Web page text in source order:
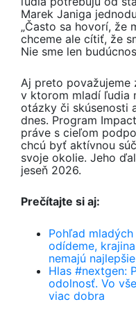
Marek Janiga
„Často sa hovorí, že
chceme ale cítiť, že
Nie sme len
Aj preto považujeme
v ktorom mladí ľudia
otázky či skúsenosti
dnes. Program
práve s cieľom
chcú byť aktívnou
svoje okolie. Jeho
jeseň 2026.
Prečítajte si aj:
Pohľad
odídeme,
nemajú
Hlas #nextgen:
odolnosť. Vo
viac dobra